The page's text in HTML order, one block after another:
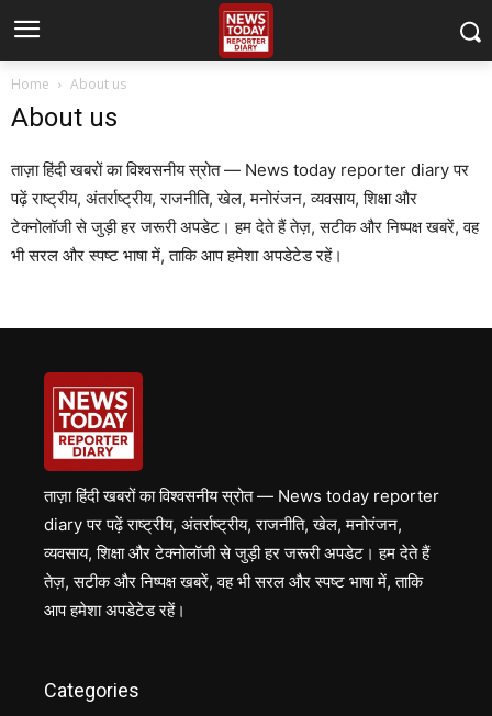
Home About us
About us
ताज़ा हिंदी खबरों का विश्वसनीय स्रोत — News today reporter diary पर
पढ़ें राष्ट्रीय, अंतर्राष्ट्रीय, राजनीति, खेल, मनोरंजन, व्यवसाय, शिक्षा और
टेक्नोलॉजी से जुड़ी हर जरूरी अपडेट। हम देते हैं तेज़, सटीक और निष्पक्ष खबरें, वह
भी सरल और स्पष्ट भाषा में, ताकि आप हमेशा अपडेटेड रहें।
ताज़ा हिंदी खबरों का विश्वसनीय स्रोत — News today reporter
diary पर पढ़ें राष्ट्रीय, अंतर्राष्ट्रीय, राजनीति, खेल, मनोरंजन,
व्यवसाय, शिक्षा और टेक्नोलॉजी से जुड़ी हर जरूरी अपडेट। हम देते हैं
तेज़, सटीक और निष्पक्ष खबरें, वह भी सरल और स्पष्ट भाषा में, ताकि
आप हमेशा अपडेटेड रहें।
Categories